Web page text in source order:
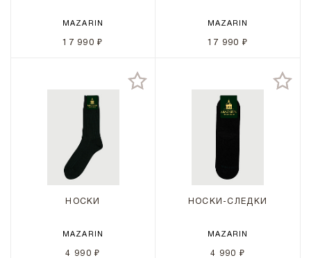
MAZARIN
17 990 ₽
MAZARIN
17 990 ₽
НОСКИ
MAZARIN
4 990 ₽
НОСКИ-СЛЕДКИ
MAZARIN
4 990 ₽